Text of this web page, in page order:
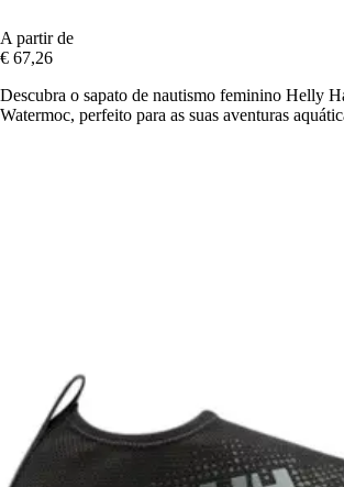
A partir de
€ 67,26
Descubra o sapato de nautismo feminino Helly
Watermoc, perfeito para as suas aventuras